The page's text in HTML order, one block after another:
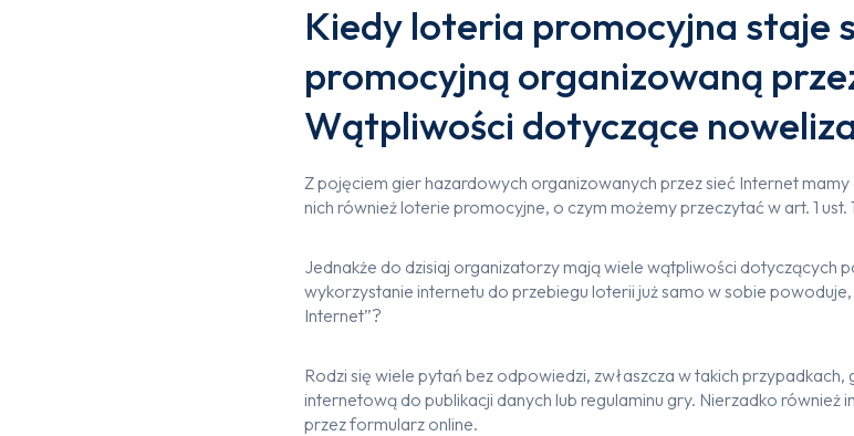
Kiedy loteria promocyjna staje
promocyjną organizowaną
Wątpliwości dotyczące
Z pojęciem gier hazardowych organizowanych przez sieć Internet
nich również loterie promocyjne, o czym możemy przeczytać w art. 1
Jednakże do dzisiaj organizatorzy mają wiele wątpliwości dotyczących
wykorzystanie internetu do przebiegu loterii już samo w sobie powoduje,
Internet”?
Rodzi się wiele pytań bez odpowiedzi, zwłaszcza w takich
internetową do publikacji danych lub regulaminu gry. Nierzadko również
przez formularz online.